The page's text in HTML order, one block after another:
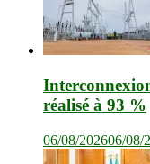
réalisé à 93 %
06/08/202606/08/